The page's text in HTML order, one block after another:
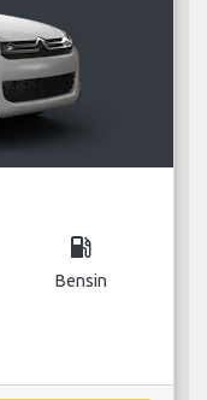
local_gas_station
Bensin